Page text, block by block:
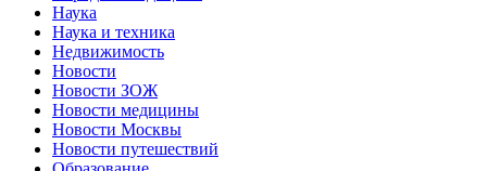
Наука
Наука и техника
Недвижимость
Новости
Новости ЗОЖ
Новости медицины
Новости Москвы
Новости путешествий